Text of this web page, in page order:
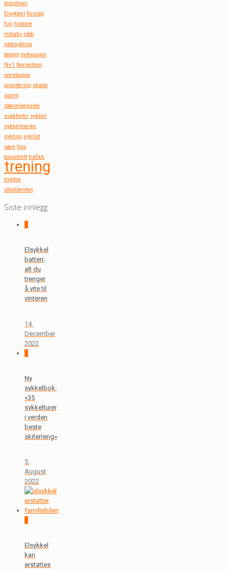
disipliner
Elsykkel forslag
fuji historie
initiativ jobb
jobbsykling
løping motivasjon
N+1 Norseman
prestasjon
prioritering skade
sprint
størrelseguide
svakheter sykkel
sykkelmerke
sykling syklist
søvn tips
toppidrett trafikk
trening
triatlon
utholdenhet
Siste innlegg
Elsykkel
batteri;
alt du
trenger
å vite til
vinteren
14.
December
2022
Ny
sykkelbok:
«35
sykkelturer
i verden
beste
skiterreng»
5.
August
2022
Elsykkel
kan
erstattes